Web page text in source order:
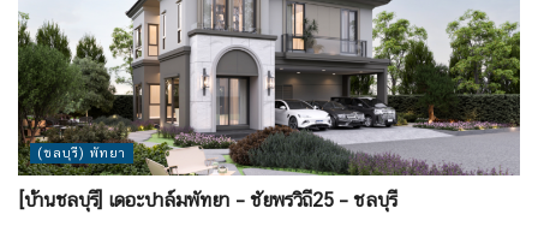
(ชลบุรี) พัทยา
[บ้านชลบุรี] เดอะปาล์มพัทยา – ชัยพรวิถี25 – ชลบุรี